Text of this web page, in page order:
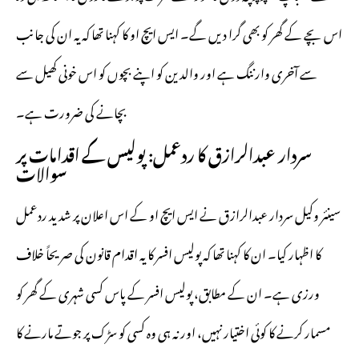
اس بچے کے گھر کو بھی گرا دیں گے۔ ایس ایچ او کا کہنا تھا کہ یہ ان کی جانب
سے آخری وارننگ ہے اور والدین کو اپنے بچوں کو اس خونی کھیل سے
بچانے کی ضرورت ہے۔
سردار عبدالرازق کا ردعمل: پولیس کے اقدامات پر
سوالات
سینئر وکیل سردار عبدالرازق نے ایس ایچ او کے اس اعلان پر شدید ردعمل
کا اظہار کیا۔ ان کا کہنا تھا کہ پولیس افسر کا یہ اقدام قانون کی صریحاً خلاف
ورزی ہے۔ ان کے مطابق، پولیس افسر کے پاس کسی شہری کے گھر کو
مسمار کرنے کا کوئی اختیار نہیں، اور نہ ہی وہ کسی کو سڑک پر جوتے مارنے کا